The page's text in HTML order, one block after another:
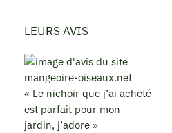
LEURS AVIS
« Le nichoir que j’ai acheté
est parfait pour mon
jardin, j’adore »